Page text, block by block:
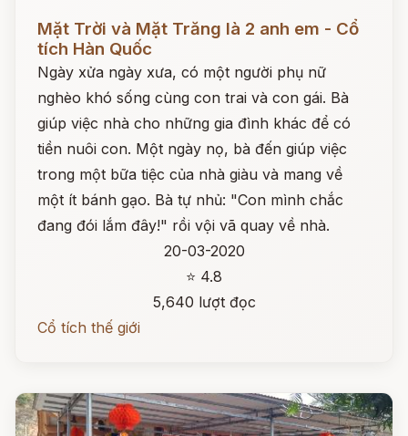
Mặt Trời và Mặt Trăng là 2 anh em - Cổ
tích Hàn Quốc
Ngày xửa ngày xưa, có một người phụ nữ
nghèo khó sống cùng con trai và con gái. Bà
giúp việc nhà cho những gia đình khác để có
tiền nuôi con. Một ngày nọ, bà đến giúp việc
trong một bữa tiệc của nhà giàu và mang về
một ít bánh gạo. Bà tự nhủ: "Con mình chắc
đang đói lắm đây!" rồi vội vã quay về nhà.
20-03-2020
⭐ 4.8
5,640 lượt đọc
Cổ tích thế giới